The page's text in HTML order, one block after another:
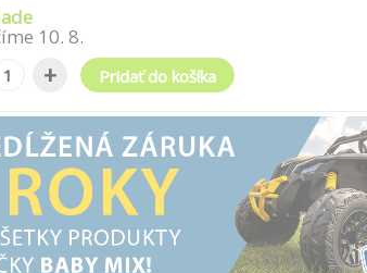
10. 8.
+ Pridať do košíka